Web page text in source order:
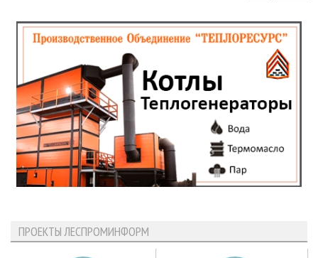
ПРОЕКТЫ ЛЕСПРОМИНФОРМ